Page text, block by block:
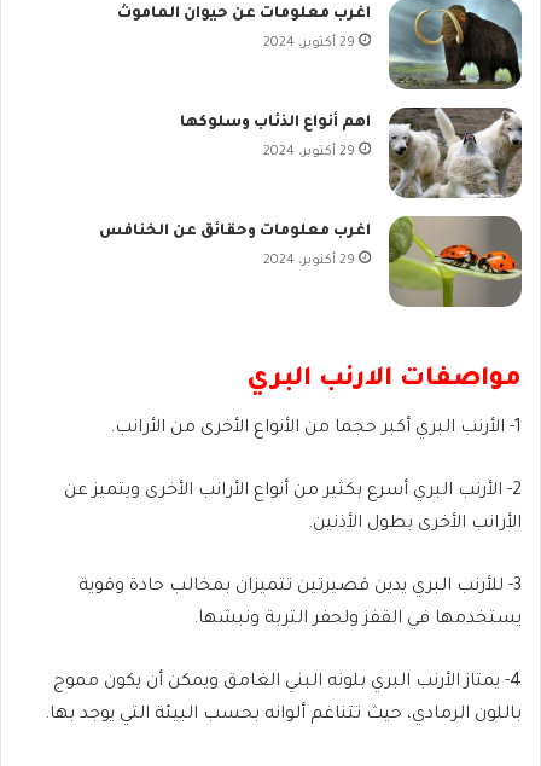
اغرب معلومات عن حيوان الماموث
29 أكتوبر، 2024
اهم أنواع الذئاب وسلوكها
29 أكتوبر، 2024
اغرب معلومات وحقائق عن الخنافس
29 أكتوبر، 2024
مواصفات الارنب البري
1- الأرنب البري أكبر حجما من الأنواع الأخرى من الأرانب.
2- الأرنب البري أسرع بكثير من أنواع الأرانب الأخرى ويتميز عن
الأرانب الأخرى بطول الأذنين.
3- للأرنب البري يدين قصيرتين تتميزان بمخالب حادة وقوية
يستخدمها في القفز ولحفر التربة ونبشها.
4- يمتاز الأرنب البري بلونه البني الغامق ويمكن أن يكون مموج
باللون الرمادي، حيث تتناغم ألوانه بحسب البيئة التي يوجد بها.